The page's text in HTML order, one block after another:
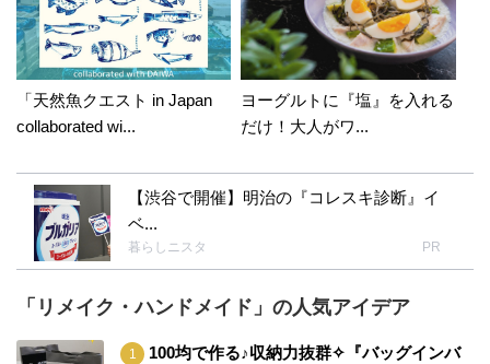
「天然魚クエスト in Japan
collaborated wi...
ヨーグルトに『塩』を入れる
だけ！大人がワ...
【渋谷で開催】明治の『コレスキ診断』イ
ベ...
暮らしニスタ PR
「リメイク・ハンドメイド」の人気アイデア
100均で作る♪収納力抜群✧『バッグインバ